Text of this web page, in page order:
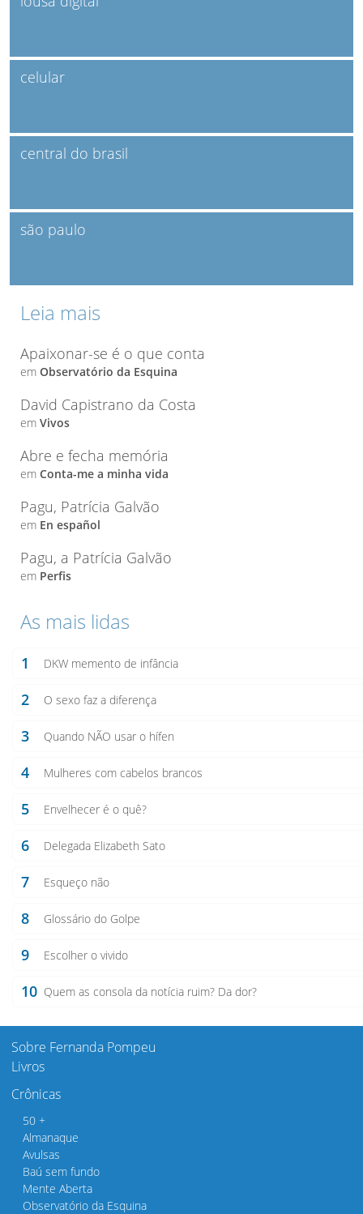
celular
central do brasil
são paulo
Leia mais
Apaixonar-se é o que conta
em Observatório da Esquina
David Capistrano da Costa
em Vivos
Abre e fecha memória
em Conta-me a minha vida
Pagu, Patrícia Galvão
em En español
Pagu, a Patrícia Galvão
em Perfis
As mais lidas
1 DKW memento de infância
2 O sexo faz a diferença
3 Quando NÃO usar o hífen
4 Mulheres com cabelos brancos
5 Envelhecer é o quê?
6 Delegada Elizabeth Sato
7 Esqueço não
8 Glossário do Golpe
9 Escolher o vivido
10 Quem as consola da notícia ruim? Da dor?
Sobre Fernanda Pompeu
Livros
Crônicas
50 +
Almanaque
Avulsas
Baú sem fundo
Mente Aberta
Observatório da Esquina